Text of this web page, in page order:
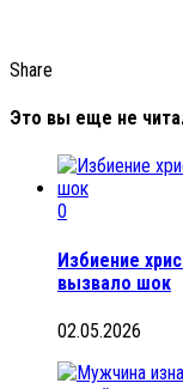
Share
Это вы еще не
0
Избиение
вызвало шок
02.05.2026